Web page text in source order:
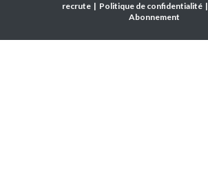
recrute| Politique de confidentialité|
Abonnement